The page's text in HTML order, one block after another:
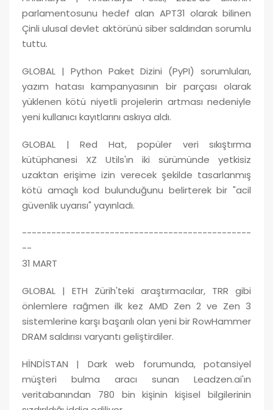
parlamentosunu hedef alan APT31 olarak bilinen
Çinli ulusal devlet aktörünü siber saldırıdan sorumlu
tuttu.
GLOBAL | Python Paket Dizini (PyPI) sorumluları,
yazım hatası kampanyasının bir parçası olarak
yüklenen kötü niyetli projelerin artması nedeniyle
yeni kullanıcı kayıtlarını askıya aldı.
GLOBAL | Red Hat, popüler veri sıkıştırma
kütüphanesi XZ Utils'ın iki sürümünde yetkisiz
uzaktan erişime izin verecek şekilde tasarlanmış
kötü amaçlı kod bulunduğunu belirterek bir "acil
güvenlik uyarısı" yayınladı.
-----------------------------------------------
--
31 MART
GLOBAL | ETH Zürih'teki araştırmacılar, TRR gibi
önlemlere rağmen ilk kez AMD Zen 2 ve Zen 3
sistemlerine karşı başarılı olan yeni bir RowHammer
DRAM saldırısı varyantı geliştirdiler.
HİNDİSTAN | Dark web forumunda, potansiyel
müşteri bulma aracı sunan Leadzen.ai'ın
veritabanından 780 bin kişinin kişisel bilgilerinin